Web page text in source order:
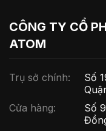
CÔNG TY CỔ
ATOM
Trụ sở chính:
Số
Cửa hàng:
Số